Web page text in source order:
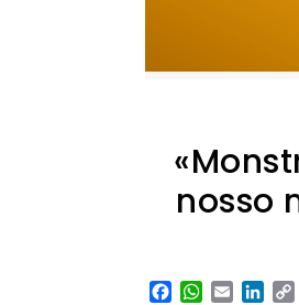
nosso
Facebook
WhatsApp
Email